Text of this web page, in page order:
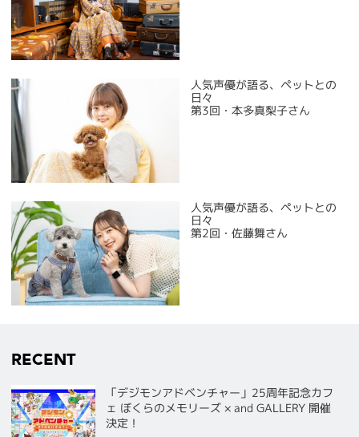
人気声優が語る、ペットとの
日々
第3回・本多真梨子さん
人気声優が語る、ペットとの
日々
第2回・佐藤舞さん
RECENT
「デジモンアドベンチャー」25周年記念カフ
ェ ぼくらのメモリーズ × and GALLERY 開催
決定！